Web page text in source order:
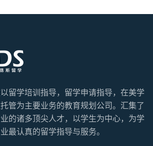
留学培训指导，留学申请指导，在美学
管为主要业务的教育规划公司。汇集了
的诸多顶尖人才，以学生为中心，为学
最认真的留学指导与服务。